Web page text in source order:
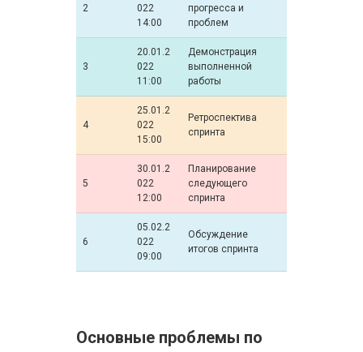
2
022
14:00
прогресса и
проблем
3
20.01.2
022
11:00
Демонстрация
выполненной
работы
4
25.01.2
022
15:00
Ретроспектива
спринта
5
30.01.2
022
12:00
Планирование
следующего
спринта
6
05.02.2
022
09:00
Обсуждение
итогов спринта
Основные проблемы по